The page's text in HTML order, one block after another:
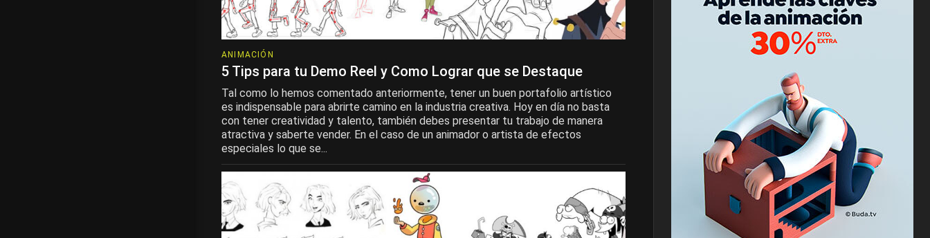
ANIMACIÓN
5 Tips para tu Demo Reel y Como Lograr que se Destaque
Tal como lo hemos comentado anteriormente, tener un buen portafolio artístico
es indispensable para abrirte camino en la industria creativa. Hoy en día no basta
con tener creatividad y talento, también debes presentar tu trabajo de manera
atractiva y saberte vender. En el caso de un animador o artista de efectos
especiales lo que se...